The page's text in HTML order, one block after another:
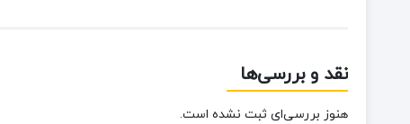
نقد و بررسی‌ها
هنوز بررسی‌ای ثبت نشده است.